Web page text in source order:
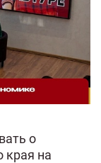
о
края на